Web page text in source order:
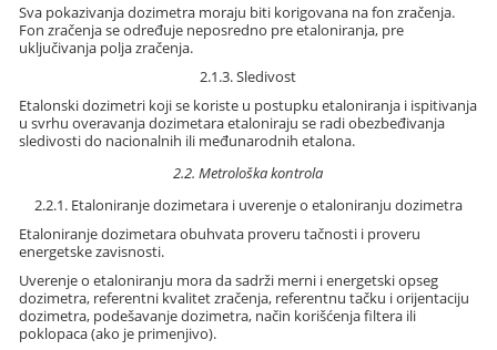
Sva pokazivanja dozimetra moraju biti korigovana na fon zračenja.
Fon zračenja se određuje neposredno pre etaloniranja, pre
uključivanja polja zračenja.
2.1.3. Sledivost
Etalonski dozimetri koji se koriste u postupku etaloniranja i ispitivanja
u svrhu overavanja dozimetara etaloniraju se radi obezbeđivanja
sledivosti do nacionalnih ili međunarodnih etalona.
2.2. Metrološka kontrola
2.2.1. Etaloniranje dozimetara i uverenje o etaloniranju dozimetra
Etaloniranje dozimetara obuhvata proveru tačnosti i proveru
energetske zavisnosti.
Uverenje o etaloniranju mora da sadrži merni i energetski opseg
dozimetra, referentni kvalitet zračenja, referentnu tačku i orijentaciju
dozimetra, podešavanje dozimetra, način korišćenja filtera ili
poklopaca (ako je primenjivo).